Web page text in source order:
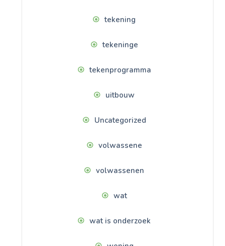
tekening
tekeninge
tekenprogramma
uitbouw
Uncategorized
volwassene
volwassenen
wat
wat is onderzoek